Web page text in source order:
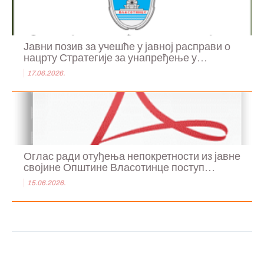
Јавни позив за учешће у јавној расправи о
нацрту Стратегије за унапређење у...
17.06.2026.
Оглас ради отуђења непокретности из јавне
својине Општине Власотинце поступ...
15.06.2026.